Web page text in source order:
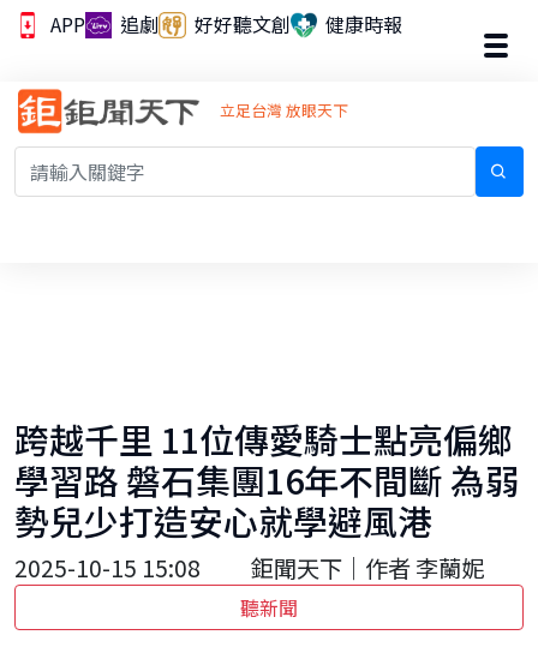
APP 追劇 好好聽文創 健康時報
立足台灣 放眼天下
跨越千里 11位傳愛騎士點亮偏鄉
學習路 磐石集團16年不間斷 為弱
勢兒少打造安心就學避風港
2025-10-15 15:08 鉅聞天下｜作者 李蘭妮
聽新聞